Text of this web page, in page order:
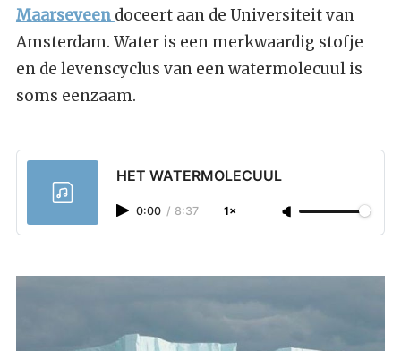
Maarseveen doceert aan de Universiteit van
Amsterdam. Water is een merkwaardig stofje
en de levenscyclus van een watermolecuul is
soms eenzaam.
HET WATERMOLECUUL
0:00 / 8:37 1×